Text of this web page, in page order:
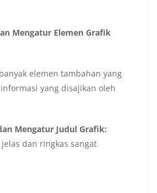
Mengatur Elemen Grafik
elemen tambahan yang
yang disajikan oleh
Mengatur Judul Grafik:
dan ringkas sangat